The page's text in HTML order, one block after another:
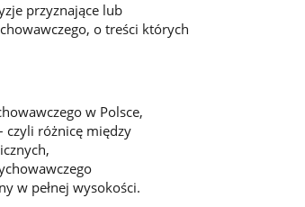
przyznające lub
o treści których
w Polsce,
czyli różnicę między
w pełnej wysokości.